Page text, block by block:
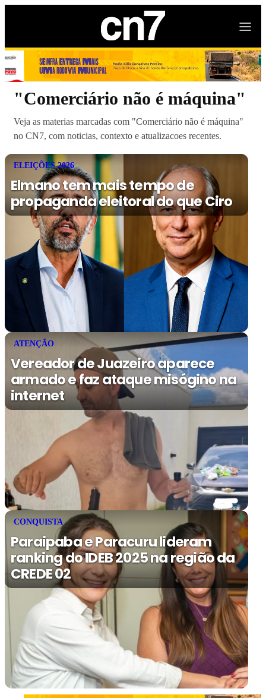
"Comerciário não é máquina"
Veja as materias marcadas com "Comerciário não é máquina"
no CN7, com noticias, contexto e atualizacoes recentes.
ELEIÇÕES 2026
Elmano tem mais tempo de
propaganda eleitoral do que Ciro
ATENÇÃO
Vereador de Juazeiro aparece
armado e faz ataque misógino na
internet
CONQUISTA
Paraipaba e Paracuru lideram
ranking do IDEB 2025 na região da
CREDE 02